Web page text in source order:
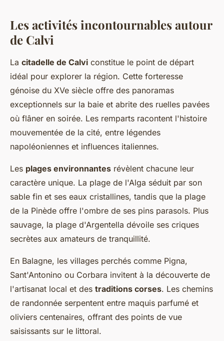
Les activités incontournables autour
de Calvi
La citadelle de Calvi constitue le point de départ
idéal pour explorer la région. Cette forteresse
génoise du XVe siècle offre des panoramas
exceptionnels sur la baie et abrite des ruelles pavées
où flâner en soirée. Les remparts racontent l'histoire
mouvementée de la cité, entre légendes
napoléoniennes et influences italiennes.
Les plages environnantes révèlent chacune leur
caractère unique. La plage de l'Alga séduit par son
sable fin et ses eaux cristallines, tandis que la plage
de la Pinède offre l'ombre de ses pins parasols. Plus
sauvage, la plage d'Argentella dévoile ses criques
secrètes aux amateurs de tranquillité.
En Balagne, les villages perchés comme Pigna,
Sant'Antonino ou Corbara invitent à la découverte de
l'artisanat local et des traditions corses. Les chemins
de randonnée serpentent entre maquis parfumé et
oliviers centenaires, offrant des points de vue
saisissants sur le littoral.